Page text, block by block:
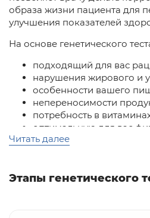
образа жизни пациента для
улучшения показателей
На основе генетического
подходящий для вас
нарушения жирового и
особенности вашего
непереносимости
потребность в
оптимальную для вас
предрасположенность к
Для чего нужна эта
Читать далее
Этапы генетического